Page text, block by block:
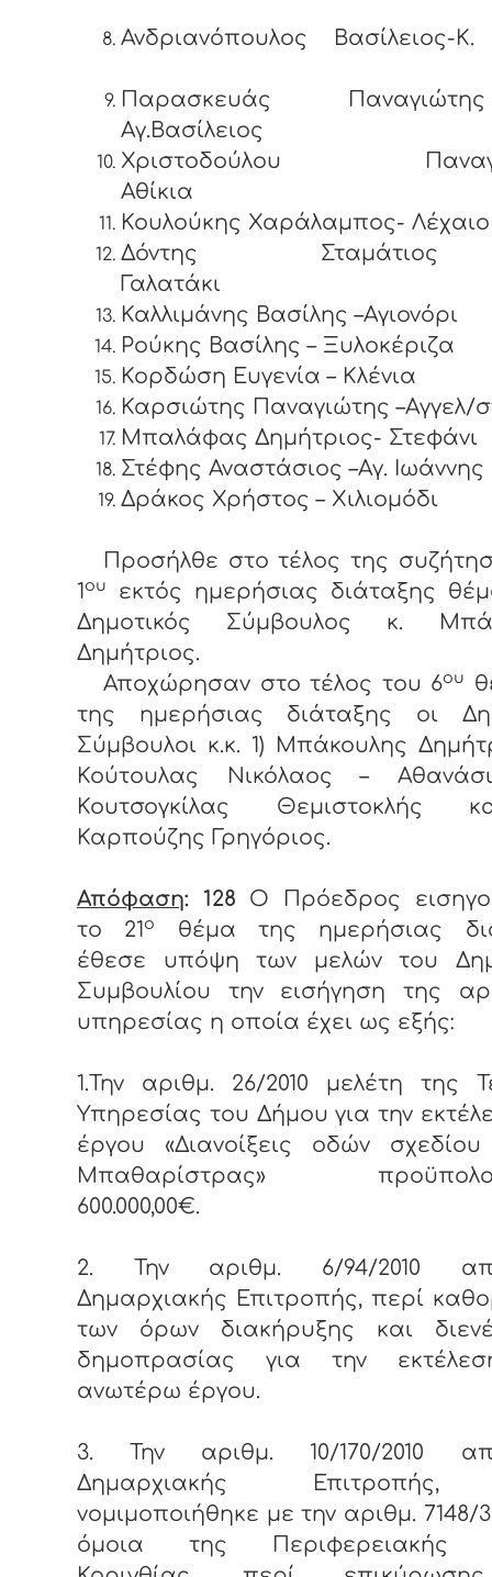
Ανδριανόπουλος Βασίλειος-
Παρασκευάς
Αγ.Βασίλειος
Χριστοδούλου
Αθίκια
Κουλούκης Χαράλαμπος- Λέχαιο
Δόντης
Καλλιμάνης Βασίλης –Αγιονόρι
Ρούκης Βασίλης – Ξυλοκέριζα
Κορδώση Ευγενία – Κλένια
Καρσιώτης Παναγιώτης –Αγγελ/
Μπαλάφας Δημήτριος- Στεφάνι
Στέφης Αναστάσιος –Αγ. Ιωάννης
Δράκος Χρήστος –
Προσήλθε στο τέλος της
1 ου
εκτός ημερήσιας διάταξης
Δημοτικός Σύμβουλος κ.
Δημήτριος.
Αποχώρησαν στο τέλος του 6ου
της ημερήσιας διάταξης οι
Σύμβουλοι κ.κ. 1) Μπάκουλης
Κούτουλας Νικόλαος –
Κουτσογκίλας Θεμιστοκλής
Καρπούζης Γρηγόριος.
Απόφαση: 128 Ο Πρόεδρος
το 21 ο
θέμα της ημερήσιας
έθεσε υπόψη των μελών του
Συμβουλίου την εισήγηση της
υπηρεσίας η οποία έχει ως εξής:
1.Την αριθμ. 26/2010 μελέτη της
Υπηρεσίας του Δήμου για την
έργου «Διανοίξεις οδών
Μπαθαρίστρας»
600.000,00€.
2. Την αριθμ. 6/94/2010
Δημαρχιακής Επιτροπής, περί
των όρων διακήρυξης και
δημοπρασίας για την
ανωτέρω έργου.
3. Την αριθμ. 10/170/2010
Δημαρχιακής
νομιμοποιήθηκε με την αριθμ. 7148/
όμοια της Περιφερειακής